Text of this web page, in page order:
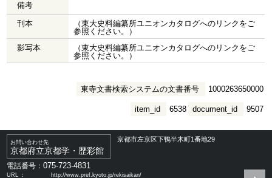
備考
刊本
（東大史料編纂所ユニオンカタログへのリンクをご
参照ください。）
影写本
（東大史料編纂所ユニオンカタログへのリンクをご
参照ください。）
東寺文書検索システムの文書番号 1000263650000
document_id 9507
item_id 6538
お問い合わせ先
京都府立京都学・歴彩館
京都市左京区下鴨半木町1番地29
電話番号：075-723-4831
URL ： http://www.pref.kyoto.jp/rekisaikan/